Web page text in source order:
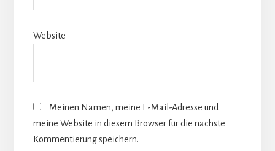
Website
Meinen Namen, meine E-Mail-Adresse und
meine Website in diesem Browser für die nächste
Kommentierung speichern.